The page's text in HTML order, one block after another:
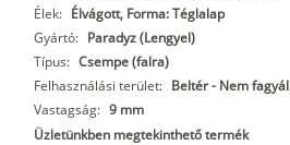
Élek: Élvágott, Forma: Téglalap
Gyártó: Paradyz (Lengyel)
Típus: Csempe (falra)
Felhasználási terület: Beltér - Nem
Vastagság: 9 mm
Üzletünkben megtekinthető termék